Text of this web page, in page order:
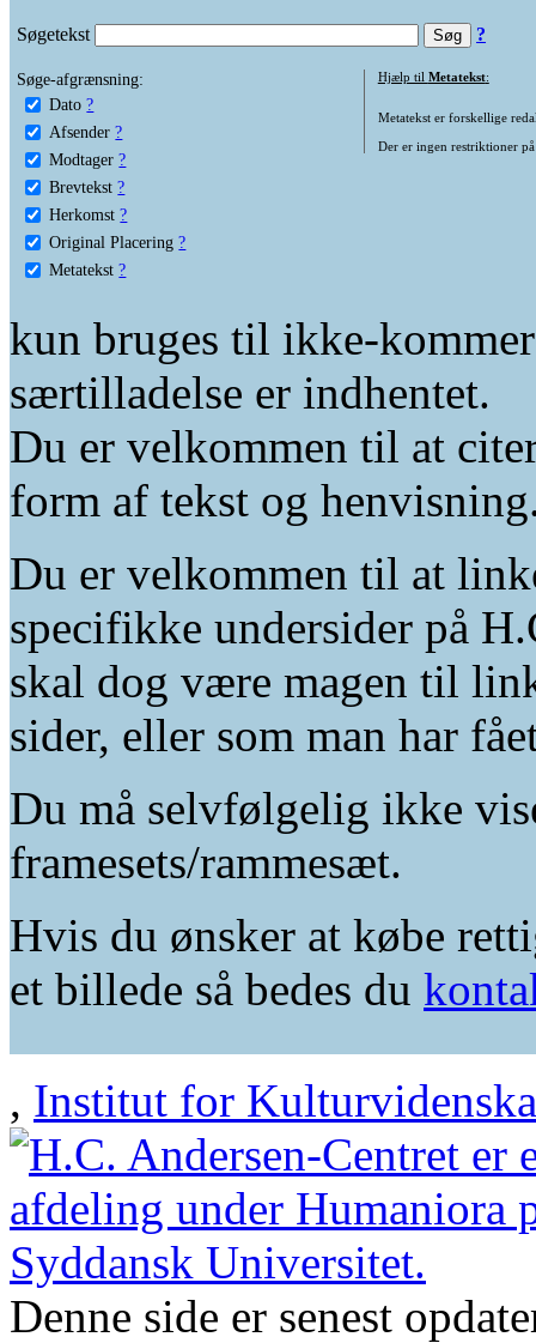
Søgetekst ?
Søge-afgrænsning:
Dato ?
Afsender ?
Modtager ?
Brevtekst ?
Herkomst ?
Original Placering ?
Metatekst ?
Hjælp til Metatekst:
Metatekst er forskellige
Der er ingen restriktioner
kun bruges til ikke-
særtilladelse er indhentet.
Du er velkommen til at
form af tekst og
Du er velkommen til at
specifikke undersider på
skal dog være magen til
sider, eller som man har
Du må selvfølgelig ikke
framesets/rammesæt.
Hvis du ønsker at købe
et billede så bedes du
, Institut for
Denne side er senest